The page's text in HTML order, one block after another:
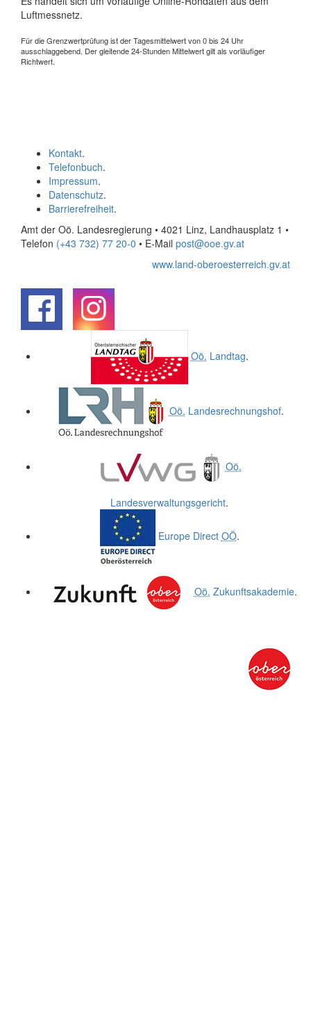
Luftmessnetz.
Für die Grenzwertprüfung ist der Tagesmittelwert von 0 bis 24 Uhr
ausschlaggebend. Der gleitende 24-Stunden Mittelwert gilt als vorläufiger
Richtwert.
Kontakt.
Telefonbuch.
Impressum.
Datenschutz.
Barrierefreiheit.
Amt der Oö. Landesregierung • 4021 Linz, Landhausplatz 1 •
Telefon (+43 732) 77 20-0 • E-Mail post@ooe.gv.at
www.land-oberoesterreich.gv.at
Oö. Landtag.
Oö. Landesrechnungshof.
Oö.
Landesverwaltungsgericht.
Europe Direct OÖ.
Oö. Zukunftsakademie.